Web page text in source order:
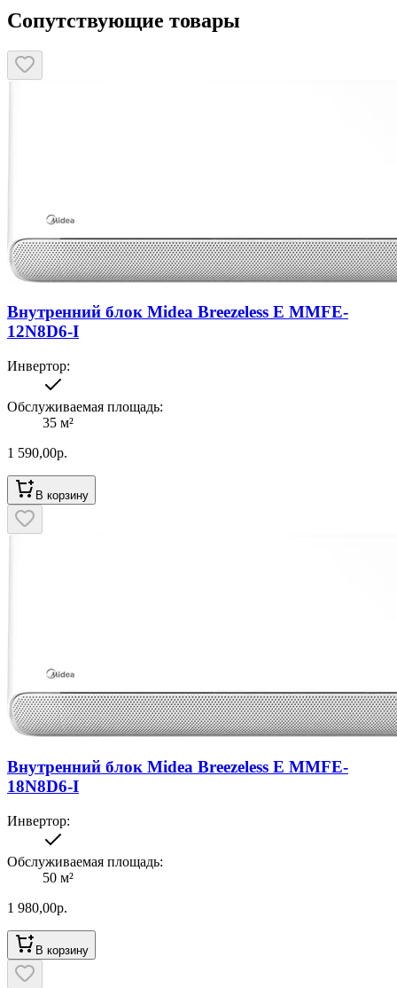
Сопутствующие товары
Внутренний блок Midea Breezeless E MMFE-
12N8D6-I
Инвертор:
Обслуживаемая площадь:
35 м²
1 590,00р.
В корзину
Внутренний блок Midea Breezeless E MMFE-
18N8D6-I
Инвертор:
Обслуживаемая площадь:
50 м²
1 980,00р.
В корзину